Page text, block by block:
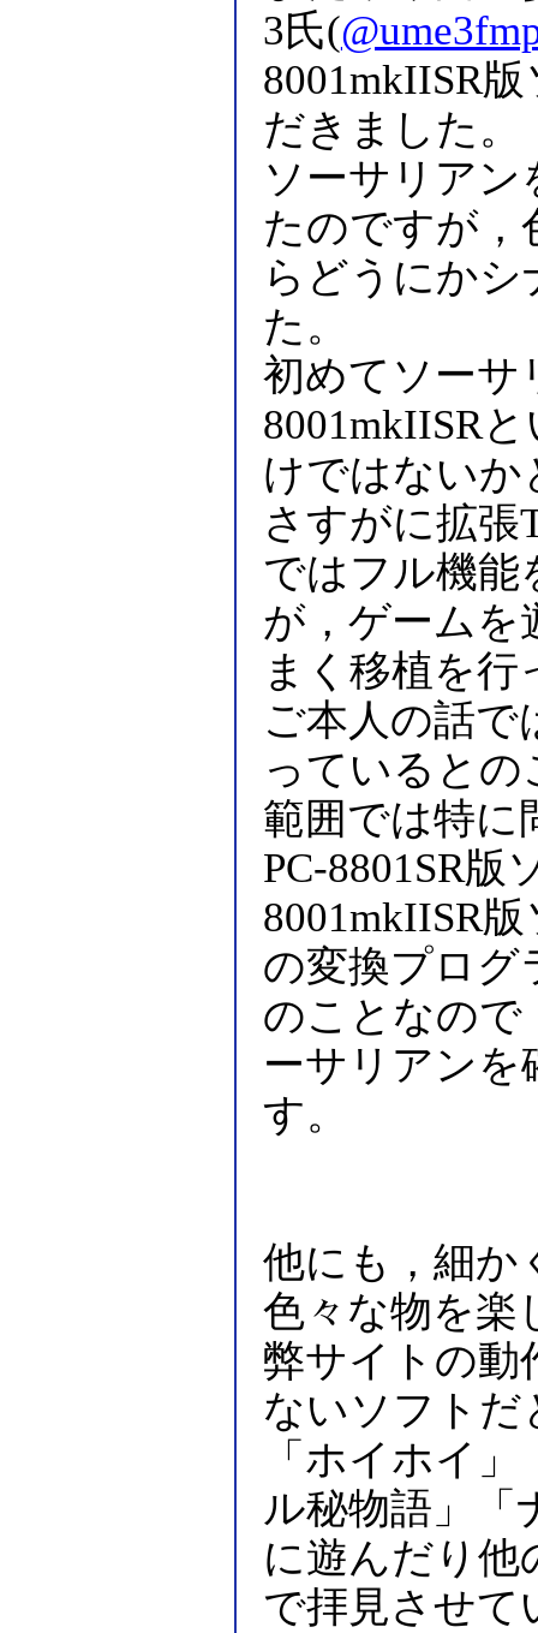
3氏(
8001mkIISR
だきました。
ソーサリア
たのですが，
らどうにか
た。
初めてソーサ
8001mkIISR
けではないか
さすがに拡張
ではフル機能
が，ゲームを
まく移植を
ご本人の話
っていると
範囲では特に
PC-8801SR版
8001mkIISR
の変換プログ
のことなので
ーサリアン
す。
他にも，細か
色々な物を楽
弊サイトの動
ないソフトだ
「ホイホイ
ル秘物語」「
に遊んだり他
で拝見させて